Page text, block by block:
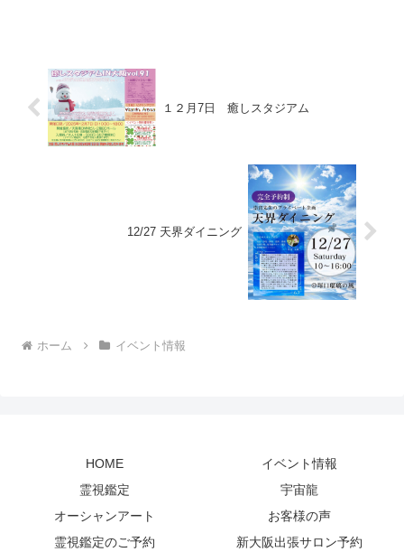
１２月7日 癒しスタジアム
12/27 天界ダイニング
ホーム イベント情報
HOME
イベント情報
霊視鑑定
宇宙龍
オーシャンアート
お客様の声
霊視鑑定のご予約
新大阪出張サロン予約